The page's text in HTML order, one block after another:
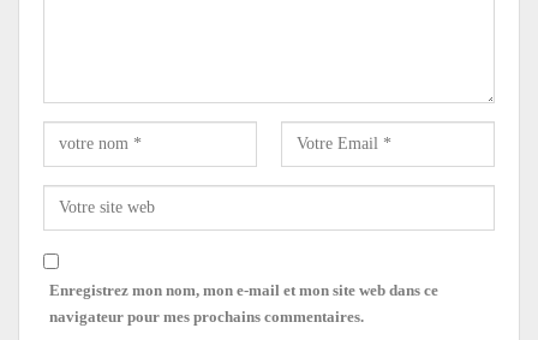
Enregistrez mon nom, mon e-mail et mon site web dans ce
navigateur pour mes prochains commentaires.